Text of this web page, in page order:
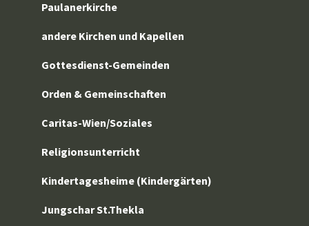
Paulanerkirche
andere Kirchen und Kapellen
Gottesdienst-Gemeinden
Orden & Gemeinschaften
Caritas-Wien/Soziales
Religionsunterricht
Kindertagesheime (Kindergärten)
Jungschar St.Thekla